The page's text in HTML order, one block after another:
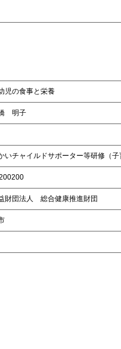
児の食事と栄養
明子
いチャイルドサポーター等研修（
財団法人 総合健康推進財団